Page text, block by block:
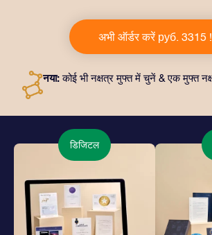
लिफ़ाफ़ा, आपकी पसंद से तैयार दस्तावेज़, साथ
और हमारे ऐप्स का मुफ़्त इस्तेमाल शामिल है। यह
एक हमेशा बरक़रार रहने वाला उपहार पेश करने
अभी ऑर्डर करें руб. 3315 !
नया:कोई भी नक्षत्र मुफ्त में चुनें & एक मुफ्त
डिजिटल